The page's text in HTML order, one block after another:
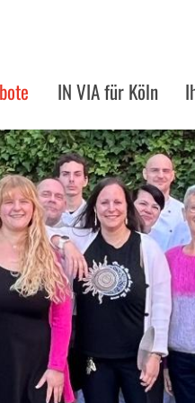
IN VIA für Köln